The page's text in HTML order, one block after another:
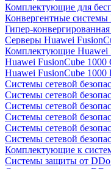
Комплектующие для
Конвергентные системы
Гипер-
Серверы Huawei
Комплектующие Huawei
Huawei FusionCube 1000
Huawei FusionCube 1000
Системы сетевой
Системы сетевой
Системы сетевой
Системы сетевой
Системы сетевой
Системы сетевой
Комплектующие к
Системы защиты от